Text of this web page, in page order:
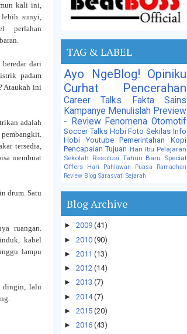
kali ini,
sunyi,
perlahan
dari
padam
Ataukah ini
adalah
pembangkit.
tersedia,
membuat
drum. Satu
ruangan.
kabel
lampu
dingin, lalu
TAG & LABEL
Ayo NgeBlog! Opiniku
Curhat
Pencerahan
Career Talks
Fakta Sains
Kampanye Menulislah Preview
- Review Fenomena Otomotif
Soccer Talks Hobi Foto Sekilas Info
Hobi
Youtube Pemerintahan
Kopi
Pencapaian Tujuan Hari Ibu Pelajaran
Sekolah Resolusi Tahun Baru Special
Offers
Hari Pahlawan Puasa
Ramadhan
Review Blog Sarasvati Sejarah
Blog Archive
► 2009 (41)
► 2010 (90)
► 2011 (13)
► 2012 (14)
► 2013 (7)
► 2014(7)
► 2015 (20)
► 2016 (43)